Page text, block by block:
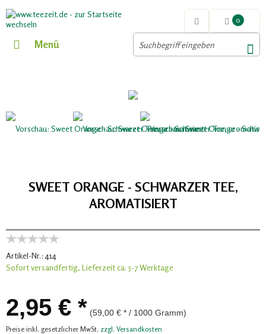
0
Menü
SWEET ORANGE - SCHWARZER TEE,
AROMATISIERT
Artikel-Nr.: 414
Sofort versandfertig, Lieferzeit ca. 5-7 Werktage
2,95 € * (59,00 € * / 1000 Gramm)
Preise inkl. gesetzlicher MwSt. zzgl. Versandkosten